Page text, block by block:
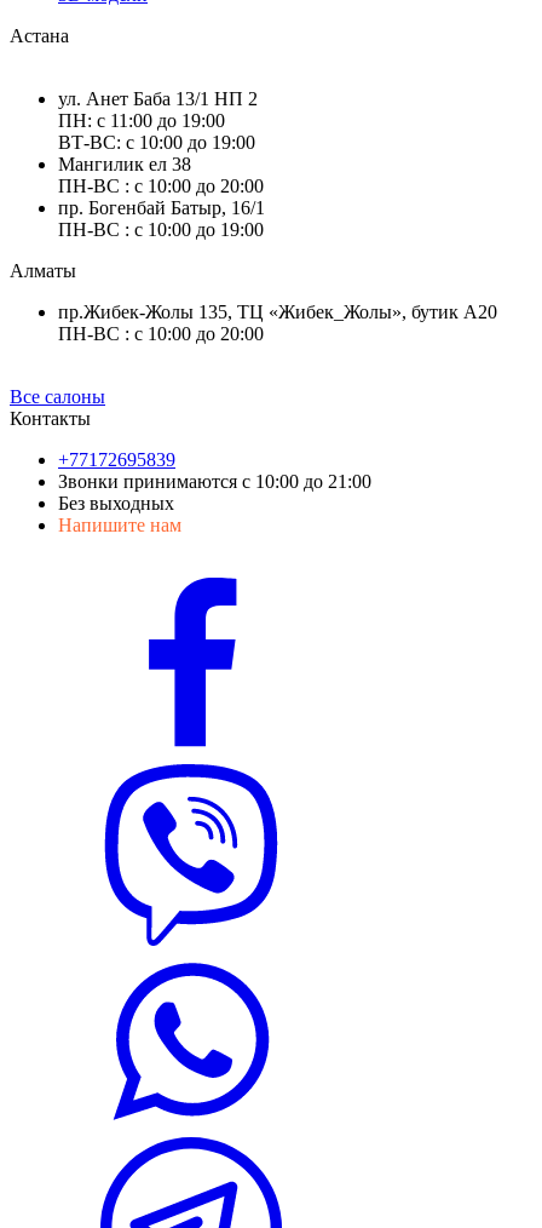
Астана
ул. Анет Баба 13/1 НП 2
ПН: с 11:00 до 19:00
ВТ-ВС: с 10:00 до 19:00
Мангилик ел 38
ПН-ВС : с 10:00 до 20:00
пр. Богенбай Батыр, 16/1
ПН-ВС : с 10:00 до 19:00
Алматы
пр.Жибек-Жолы 135, ТЦ «Жибек_Жолы», бутик А20
ПН-ВС : с 10:00 до 20:00
Все салоны
Контакты
+77172695839
Звонки принимаются с 10:00 до 21:00
Без выходных
Напишите нам